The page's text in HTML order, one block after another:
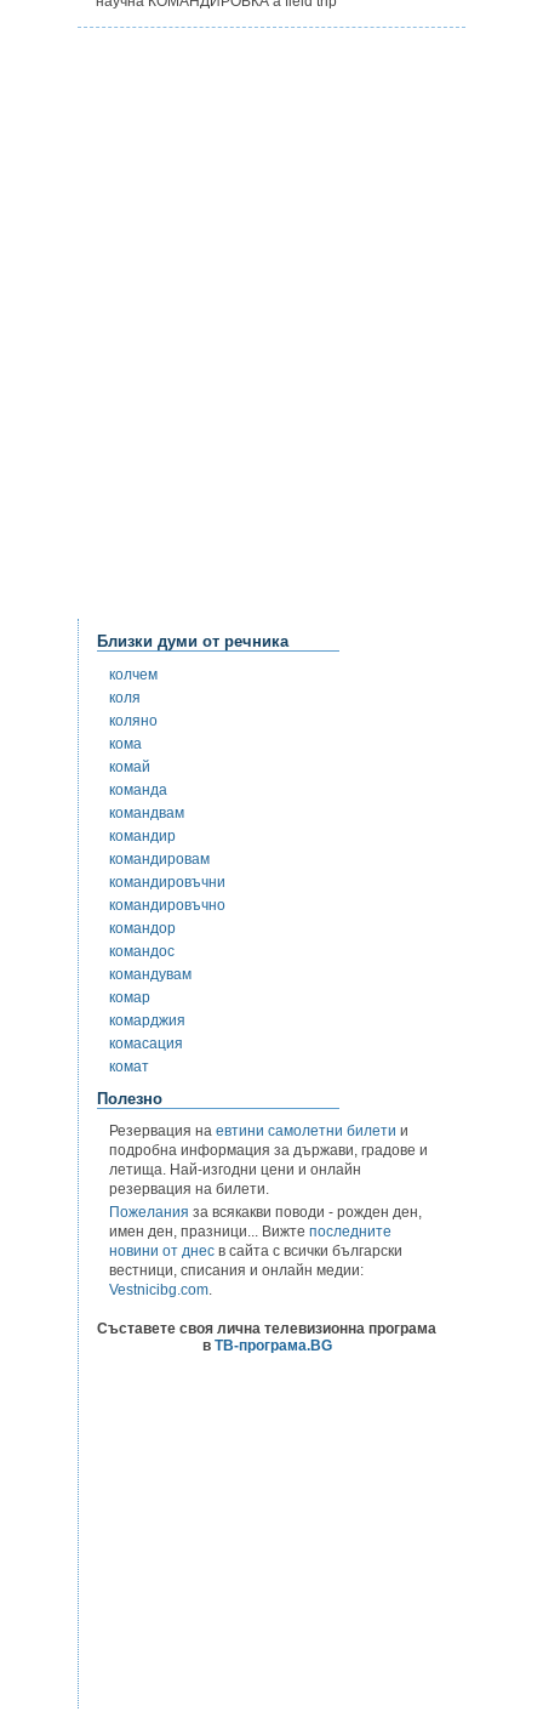
Близки думи от речника
колчем
коля
коляно
кома
комай
команда
командвам
командир
командировам
командировъчни
командировъчно
командор
командос
командувам
комар
комарджия
комасация
комат
Полезно
Резервация на евтини самолетни билети и
подробна информация за държави, градове и
летища. Най-изгодни цени и онлайн
резервация на билети.
Пожелания за всякакви поводи - рожден ден,
имен ден, празници... Вижте последните
новини от днес в сайта с всички български
вестници, списания и онлайн медии:
Vestnicibg.com.
Съставете своя лична телевизионна програма
в ТВ-програма.BG